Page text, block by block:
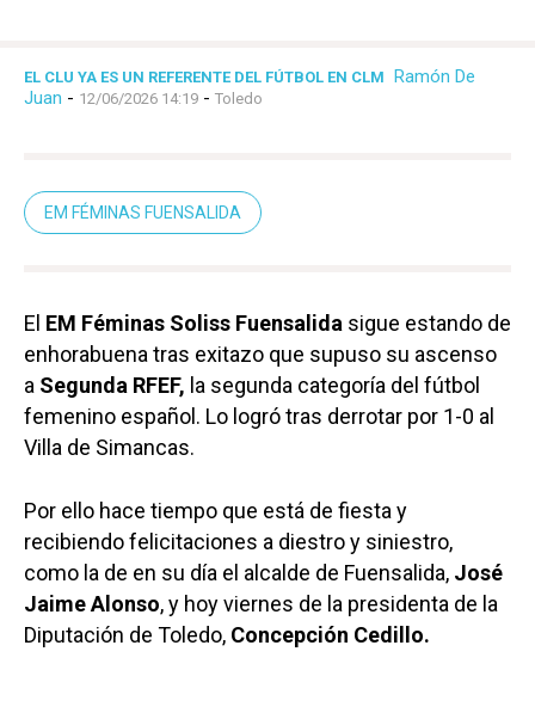
EL CLU YA ES UN REFERENTE DEL FÚTBOL EN CLM Ramón De
Juan - 12/06/2026 14:19 - Toledo
EM FÉMINAS FUENSALIDA
El EM Féminas Soliss Fuensalida sigue estando de
enhorabuena tras exitazo que supuso su ascenso
a Segunda RFEF, la segunda categoría del fútbol
femenino español. Lo logró tras derrotar por 1-0 al
Villa de Simancas.
Por ello hace tiempo que está de fiesta y
recibiendo felicitaciones a diestro y siniestro,
como la de en su día el alcalde de Fuensalida, José
Jaime Alonso, y hoy viernes de la presidenta de la
Diputación de Toledo, Concepción Cedillo.